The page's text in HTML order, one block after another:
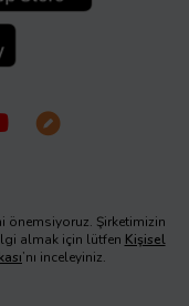
önemsiyoruz. Şirketimizin
almak için lütfen Kişisel
’nı inceleyiniz.